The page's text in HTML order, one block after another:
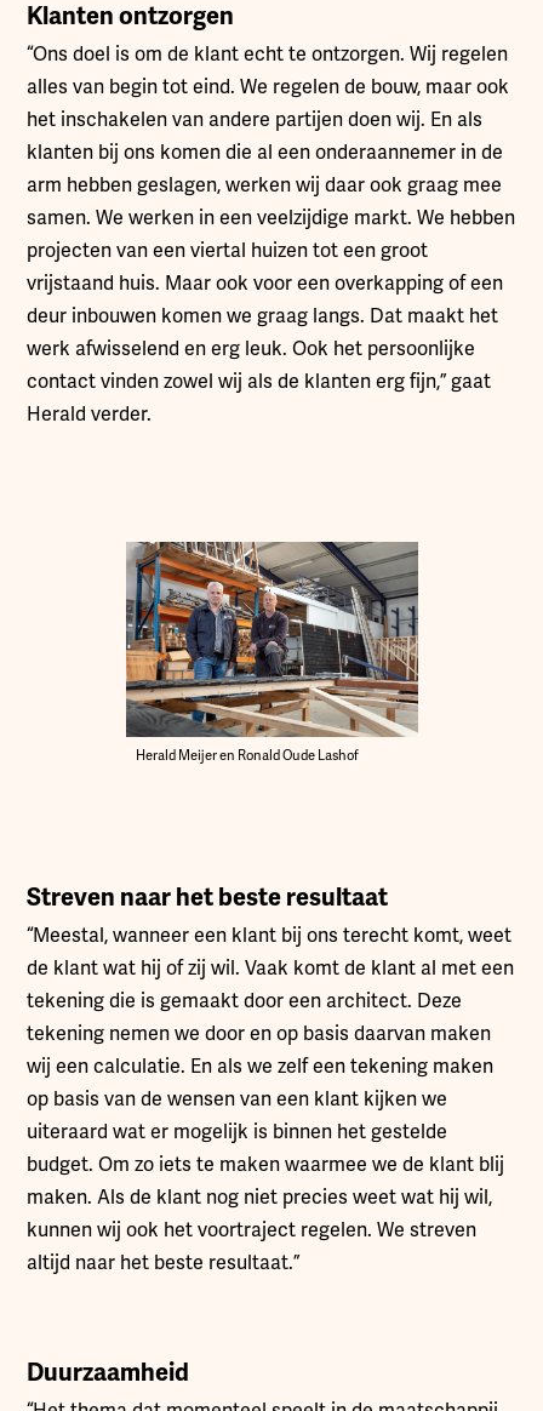
Klanten ontzorgen
“Ons doel is om de klant echt te ontzorgen. Wij regelen
alles van begin tot eind. We regelen de bouw, maar ook
het inschakelen van andere partijen doen wij. En als
klanten bij ons komen die al een onderaannemer in de
arm hebben geslagen, werken wij daar ook graag mee
samen. We werken in een veelzijdige markt. We hebben
projecten van een viertal huizen tot een groot
vrijstaand huis. Maar ook voor een overkapping of een
deur inbouwen komen we graag langs. Dat maakt het
werk afwisselend en erg leuk. Ook het persoonlijke
contact vinden zowel wij als de klanten erg fijn,” gaat
Herald verder.
Herald Meijer en Ronald Oude Lashof
Streven naar het beste resultaat
“Meestal, wanneer een klant bij ons terecht komt, weet
de klant wat hij of zij wil. Vaak komt de klant al met een
tekening die is gemaakt door een architect. Deze
tekening nemen we door en op basis daarvan maken
wij een calculatie. En als we zelf een tekening maken
op basis van de wensen van een klant kijken we
uiteraard wat er mogelijk is binnen het gestelde
budget. Om zo iets te maken waarmee we de klant blij
maken. Als de klant nog niet precies weet wat hij wil,
kunnen wij ook het voortraject regelen. We streven
altijd naar het beste resultaat.”
Duurzaamheid